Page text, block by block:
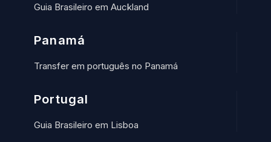
Guia Brasileiro em Auckland
Panamá
Transfer em português no Panamá
Portugal
Guia Brasileiro em Lisboa